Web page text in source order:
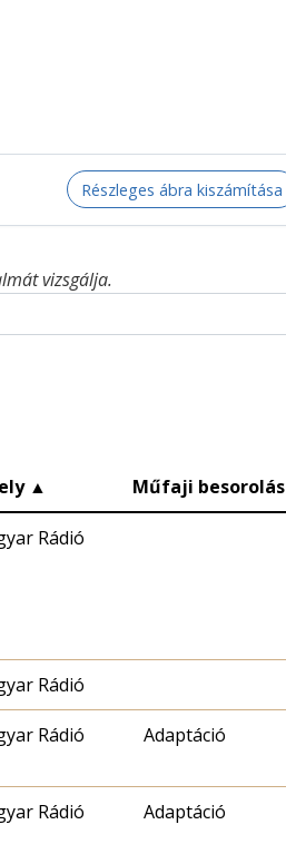
Részleges ábra kiszámítása
vizsgálja.
▲ Műfaji besorolás
Rádió
Rádió
Rádió Adaptáció
Rádió Adaptáció